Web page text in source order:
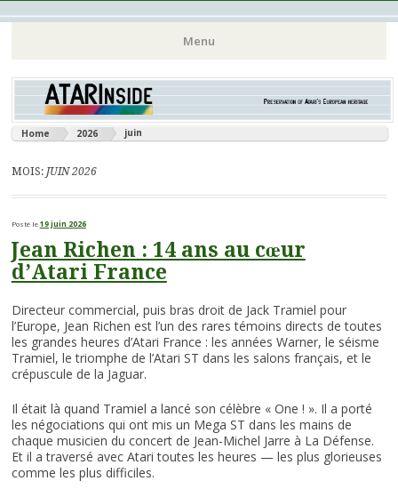
Atarinside
France Germany Italy UK Benelux)
Menu
Aller
contenu
principal
Home 2026 juin
MOIS: JUIN 2026
Posté le19 juin 2026
Jean Richen : 14 ans au cœur
d’Atari France
Directeur commercial, puis bras droit de Jack Tramiel pour
l’Europe, Jean Richen est l’un des rares témoins directs de toutes
les grandes heures d’Atari France : les années Warner, le séisme
Tramiel, le triomphe de l’Atari ST dans les salons français, et le
crépuscule de la Jaguar.
Il était là quand Tramiel a lancé son célèbre « One ! ». Il a porté
les négociations qui ont mis un Mega ST dans les mains de
chaque musicien du concert de Jean-Michel Jarre à La Défense.
Et il a traversé avec Atari toutes les heures — les plus glorieuses
comme les plus difficiles.